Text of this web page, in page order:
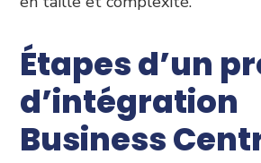
Étapes d’un
d’intégration
Business